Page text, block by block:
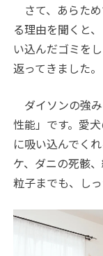
さて、あらた
る理由を聞くと
い込んだゴミを
返ってきました。
ダイソンの強み
性能」です。愛
に吸い込んでく
ケ、ダニの死骸
粒子までも、し